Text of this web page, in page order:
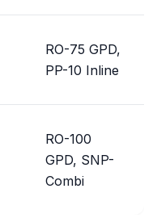
RO-75 GPD,
PP-10 Inline
RO-100
GPD, SNP-
Combi